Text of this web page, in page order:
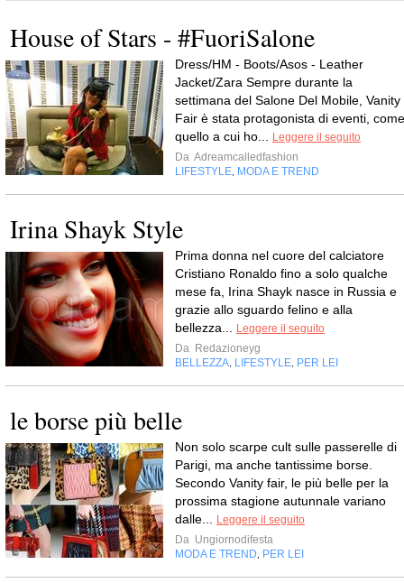
House of Stars - #FuoriSalone
Dress/HM - Boots/Asos - Leather
Jacket/Zara Sempre durante la
settimana del Salone Del Mobile, Vanity
Fair è stata protagonista di eventi, come
quello a cui ho...
Leggere il seguito
Da Adreamcalledfashion
LIFESTYLE MODA E TREND
Irina Shayk Style
Prima donna nel cuore del calciatore
Cristiano Ronaldo fino a solo qualche
mese fa, Irina Shayk nasce in Russia e
grazie allo sguardo felino e alla
bellezza...
Leggere il seguito
Da Redazioneyg
BELLEZZA LIFESTYLE PER LEI
le borse più belle
Non solo scarpe cult sulle passerelle di
Parigi, ma anche tantissime borse.
Secondo Vanity fair, le più belle per la
prossima stagione autunnale variano
dalle...
Leggere il seguito
Da Ungiornodifesta
MODA E TREND PER LEI